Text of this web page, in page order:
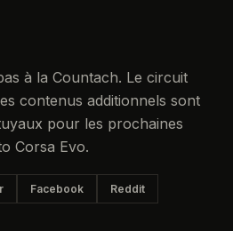
à la Countach. Le circuit
contenus additionnels sont
pour les prochaines
Corsa Evo.
Facebook Reddit